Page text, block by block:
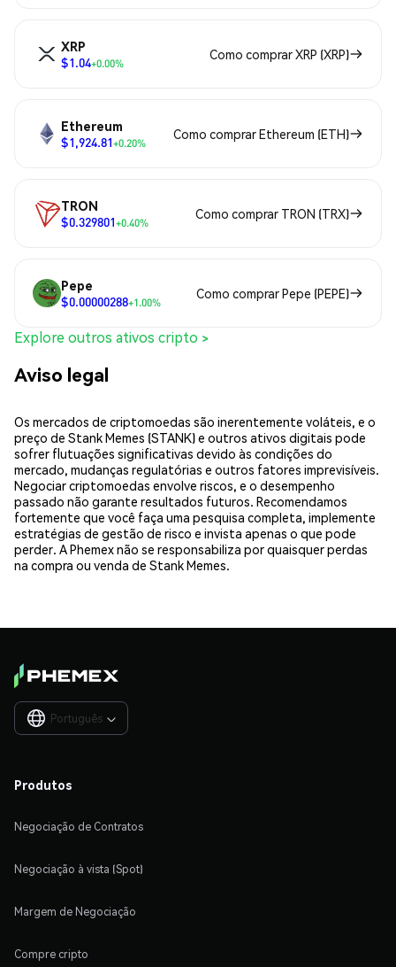
XRP
$1.04+0.00%
Como comprar XRP (XRP)
Ethereum
$1,924.81+0.20%
Como comprar Ethereum (ETH)
TRON
$0.329801+0.40%
Como comprar TRON (TRX)
Pepe
$0.00000288+1.00%
Como comprar Pepe (PEPE)
Explore outros ativos cripto >
Aviso legal
Os mercados de criptomoedas são inerentemente voláteis, e o
preço de Stank Memes (STANK) e outros ativos digitais pode
sofrer flutuações significativas devido às condições do
mercado, mudanças regulatórias e outros fatores imprevisíveis.
Negociar criptomoedas envolve riscos, e o desempenho
passado não garante resultados futuros. Recomendamos
fortemente que você faça uma pesquisa completa, implemente
estratégias de gestão de risco e invista apenas o que pode
perder. A Phemex não se responsabiliza por quaisquer perdas
na compra ou venda de Stank Memes.
Português 
Produtos
Negociação de Contratos
Negociação à vista (Spot)
Margem de Negociação
Compre cripto